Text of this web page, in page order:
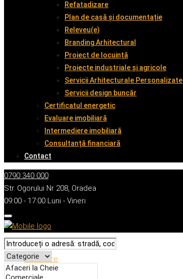
Refatadizare
Plan de casă și documentație
Releveu(e)
Branding Arhitectural
Proiect de locuință
Proiecte industriale și agricole
Servicii Arhitecturale Personalizate
Servicii design buncăr
Certificatul energetic
Evaluare imobiliară
Intermediere imobiliară
Consultanță financiară
Contact
0790 340 000
Str. Ogorului Nr 208, Oradea
09:00 - 17:00 Luni - Vineri
Descriere
Caracteristici